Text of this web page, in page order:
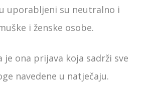
uporabljeni su neutralno i
i ženske osobe.
je ona prijava koja sadrži sve
navedene u natječaju.